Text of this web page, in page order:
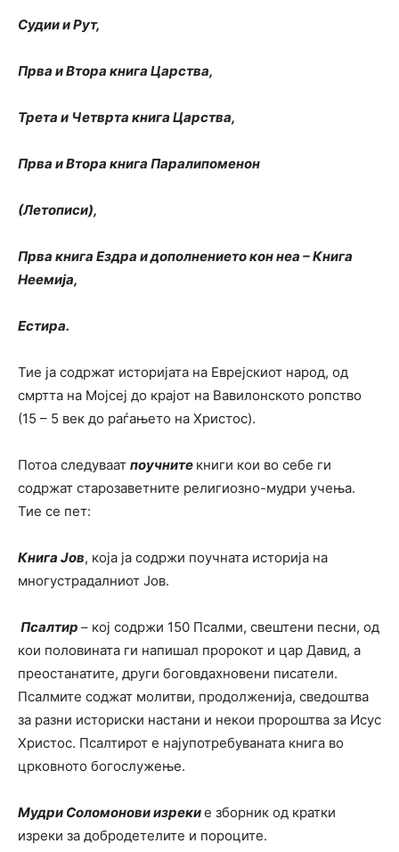
Судии и Рут,
Прва и Втора книга Царства,
Трета и Четврта книга Царства,
Прва и Втора книга Паралипоменон
(Летописи),
Прва книга Ездра и дополнението кон неа – Книга
Неемија,
Естира.
Тие ја содржат историјата на Еврејскиот народ, од
смртта на Мојсеј до крајот на Вавилонското ропство
(15 – 5 век до раѓањето на Христос).
Потоа следуваат поучните книги кои во себе ги
содржат старозаветните религиозно-мудри учења.
Тие се пет:
Книга Јов, која ја содржи поучната историја на
многустрадалниот Јов.
Псалтир – кој содржи 150 Псалми, свештени песни, од
кои половината ги напишал пророкот и цар Давид, а
преостанатите, други боговдахновени писатели.
Псалмите соджат молитви, продолженија, сведоштва
за разни историски настани и некои пророштва за Исус
Христос. Псалтирот е најупотребуваната книга во
црковното богослужење.
Мудри Соломонови изрекие зборник од кратки
изреки за добродетелите и пороците.